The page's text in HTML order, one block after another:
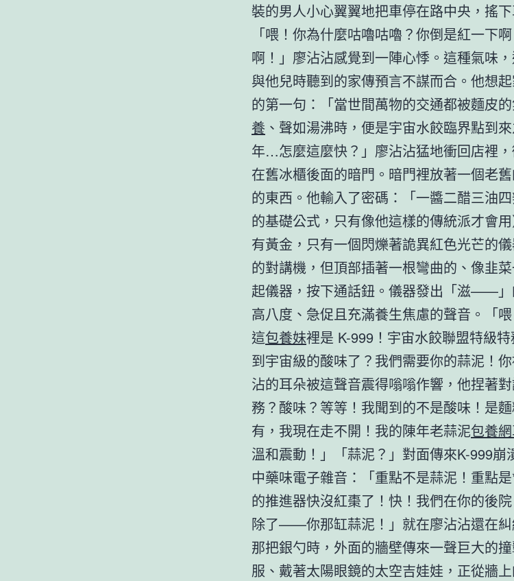
裝的男人小心翼翼地把車停在路中央，搖
「喂！你為什麼咕嚕咕嚕？你倒是紅一下
啊！」廖沾沾感覺到一陣心悸。這種氣味
與他兒時聽到的家傳預言不謀而合。他想
的第一句：「當世間萬物的交通都被麵皮
養 、聲如湯沸時，便是宇宙水餃臨界點到
年…怎麼這麼快？」廖沾沾猛地衝回店裡
在舊冰櫃後面的暗門。暗門裡放著一個老
的東西。他輸入了密碼：「一醬二醋三油
的基礎公式，只有像他這樣的傳統派才會
有黃金，只有一個閃爍著詭異紅色光芒的
的對講機，但頂部插著一根彎曲的、像韭
起儀器，按下通話鈕。儀器發出「滋——
高八度、急促且充滿養生焦慮的聲音。「
這包養妹裡是 K-999！宇宙水餃聯盟特級
到宇宙級的酸味了？我們需要你的蒜泥！
沾的耳朵被這聲音震得嗡嗡作響，他捏著
務？酸味？等等！我聞到的不是酸味！是
有，我現在走不開！我的陳年老蒜泥包養
溫和震動！」「蒜泥？」對面傳來K-999崩
中藥味電子雜音：「重點不是蒜泥！重點
的推進器快沒紅棗了！快！我們在你的後
除了——你那缸蒜泥！」就在廖沾沾還在
那把銀勺時，外面的牆壁傳來一聲巨大的
服、戴著太陽眼鏡的太空吉娃娃，正從牆